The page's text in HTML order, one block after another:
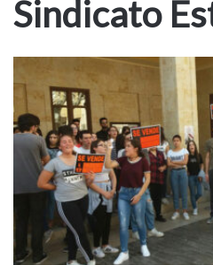
Sindicato